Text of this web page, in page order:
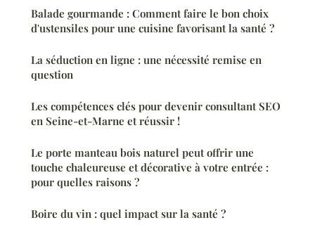
Balade gourmande : Comment faire le bon choix
d'ustensiles pour une cuisine favorisant la santé ?
La séduction en ligne : une nécessité remise en
question
Les compétences clés pour devenir consultant SEO
en Seine-et-Marne et réussir !
Le porte manteau bois naturel peut offrir une
touche chaleureuse et décorative à votre entrée :
pour quelles raisons ?
Boire du vin : quel impact sur la santé ?